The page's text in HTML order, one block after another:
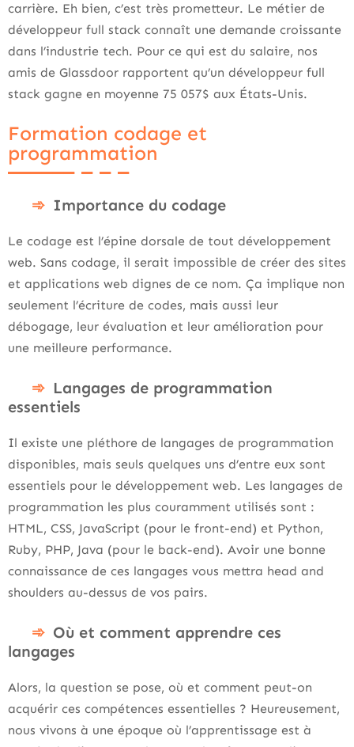
carrière. Eh bien, c’est très prometteur. Le métier de
développeur full stack connaît une demande croissante
dans l’industrie tech. Pour ce qui est du salaire, nos
amis de Glassdoor rapportent qu’un développeur full
stack gagne en moyenne 75 057$ aux États-Unis.
Formation codage et
programmation
Importance du codage
Le codage est l’épine dorsale de tout développement
web. Sans codage, il serait impossible de créer des sites
et applications web dignes de ce nom. Ça implique non
seulement l’écriture de codes, mais aussi leur
débogage, leur évaluation et leur amélioration pour
une meilleure performance.
Langages de programmation
essentiels
Il existe une pléthore de langages de programmation
disponibles, mais seuls quelques uns d’entre eux sont
essentiels pour le développement web. Les langages de
programmation les plus couramment utilisés sont :
HTML, CSS, JavaScript (pour le front-end) et Python,
Ruby, PHP, Java (pour le back-end). Avoir une bonne
connaissance de ces langages vous mettra head and
shoulders au-dessus de vos pairs.
Où et comment apprendre ces
langages
Alors, la question se pose, où et comment peut-on
acquérir ces compétences essentielles ? Heureusement,
nous vivons à une époque où l’apprentissage est à